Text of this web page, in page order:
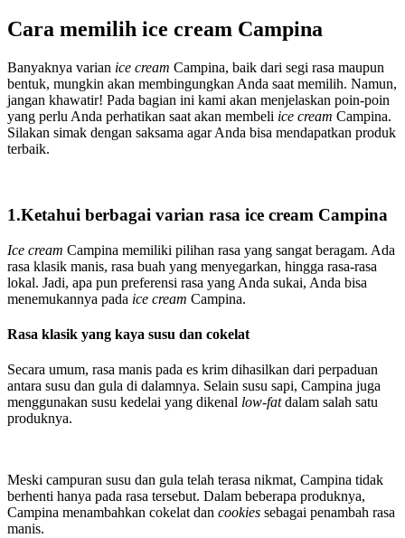
Cara memilih ice cream Campina
Banyaknya varian ice cream Campina, baik dari segi rasa maupun
bentuk, mungkin akan membingungkan Anda saat memilih. Namun,
jangan khawatir! Pada bagian ini kami akan menjelaskan poin-poin
yang perlu Anda perhatikan saat akan membeli ice cream Campina.
Silakan simak dengan saksama agar Anda bisa mendapatkan produk
terbaik.
1.Ketahui berbagai varian rasa ice cream Campina
Ice cream Campina memiliki pilihan rasa yang sangat beragam. Ada
rasa klasik manis, rasa buah yang menyegarkan, hingga rasa-rasa
lokal. Jadi, apa pun preferensi rasa yang Anda sukai, Anda bisa
menemukannya pada ice cream Campina.
Rasa klasik yang kaya susu dan cokelat
Secara umum, rasa manis pada es krim dihasilkan dari perpaduan
antara susu dan gula di dalamnya. Selain susu sapi, Campina juga
menggunakan susu kedelai yang dikenal low-fatdalam salah satu
produknya.
Meski campuran susu dan gula telah terasa nikmat, Campina tidak
berhenti hanya pada rasa tersebut. Dalam beberapa produknya,
Campina menambahkan cokelat dan cookies sebagai penambah rasa
manis.